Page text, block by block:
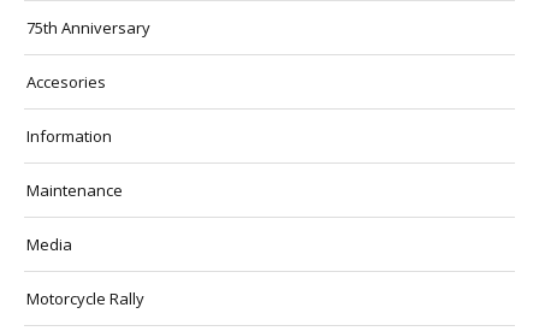
75th Anniversary
Accesories
Information
Maintenance
Media
Motorcycle Rally